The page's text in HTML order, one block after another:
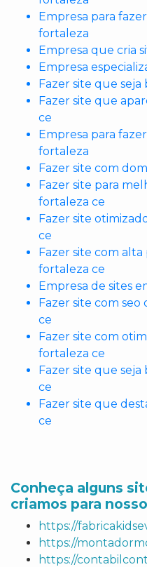
Empresa para
fortaleza
Empresa que cria
Empresa
Fazer site que
Fazer site que
ce
Empresa para
fortaleza
Fazer site com
Fazer site para
fortaleza ce
Fazer site
ce
Fazer site com
fortaleza ce
Empresa de sites
Fazer site com
ce
Fazer site com
fortaleza ce
Fazer site que
ce
Fazer site que
ce
Conheça alguns
criamos para
https://
https://
https://